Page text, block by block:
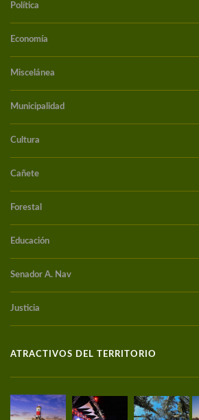
Política
Economía
Miscelánea
Municipalidad
Cultura
Cañete
Forestal
Educación
Senador A. Nav
Justicia
ATRACTIVOS DEL TERRITORIO